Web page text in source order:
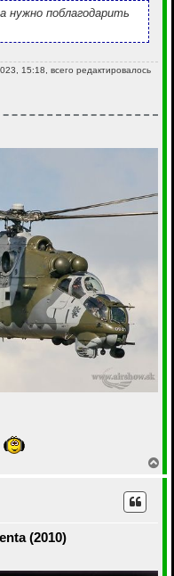
поблагодарить
15:18, всего редактировалось
е
(2010)